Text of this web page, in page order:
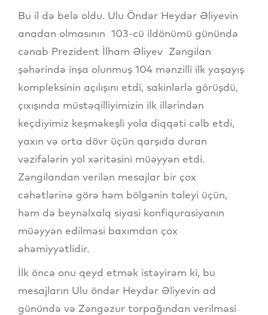
Bu il də belə oldu. Ulu Öndər Heydər Əliyevin
anadan olmasının 103-cü ildönümü günündə
cənab Prezident İlham Əliyev Zəngilan
şəhərində inşa olunmuş 104 mənzilli ilk yaşayış
kompleksinin açılışını etdi, sakinlərlə görüşdü,
çıxışında müstəqilliyimizin ilk illərindən
keçdiyimiz keşməkeşli yola diqqəti cəlb etdi,
yaxın və orta dövr üçün qarşıda duran
vəzifələrin yol xəritəsini müəyyən etdi.
Zəngilandan verilən mesajlar bir çox
cəhətlərinə görə həm bölgənin taleyi üçün,
həm də beynəlxalq siyasi konfiqurasiyanın
müəyyən edilməsi baxımdan çox
əhəmiyyətlidir.
İlk öncə onu qeyd etmək istəyirəm ki, bu
mesajların Ulu öndər Heydər Əliyevin ad
günündə və Zəngəzur torpağından verilməsi